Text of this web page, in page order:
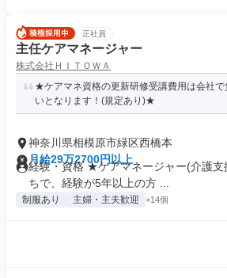
正社員
主任ケアマネージャー
株式会社ＨＩＴＯＷＡ
★ケアマネ資格の更新研修受講費用は会社で
いとなります！(規定あり)★
神奈川県相模原市緑区西橋本
月給29万2700円以上
経験・資格 ★ケアマネージャー(介護支
ちで、経験が5年以上の方 ...
制服あり 主婦・主夫歓迎 +14個